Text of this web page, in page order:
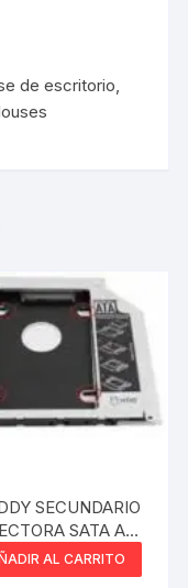
de escritorio
SECUNDARIO
SATA A
SATA 2.5 9.5MM
AL CARRITO